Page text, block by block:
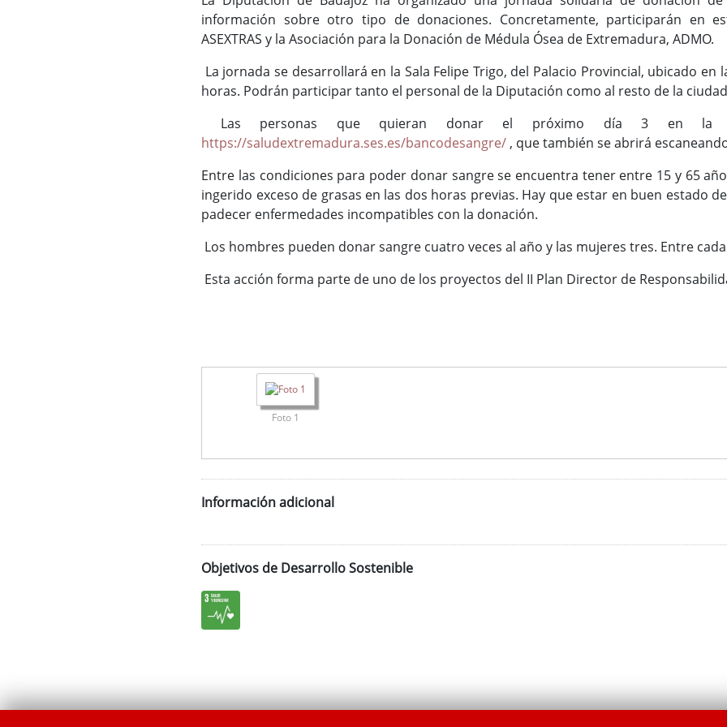
información sobre otro tipo de donaciones. Concretamente, participarán en
ASEXTRAS y la Asociación para la Donación de Médula Ósea de Extremadura, ADMO.
La jornada se desarrollará en la Sala Felipe Trigo, del Palacio Provincial, ubicado en
horas. Podrán participar tanto el personal de la Diputación como al resto de la
Las personas que quieran donar el próximo día 3 en la
https://saludextremadura.ses.es/bancodesangre/, que también se abrirá
Entre las condiciones para poder donar sangre se encuentra tener entre 15 y 65
ingerido exceso de grasas en las dos horas previas. Hay que estar en buen estado
padecer enfermedades incompatibles con la donación.
Los hombres pueden donar sangre cuatro veces al año y las mujeres tres. Entre
Esta acción forma parte de uno de los proyectos del II Plan Director de
Foto 1
Información adicional
Objetivos de Desarrollo Sostenible